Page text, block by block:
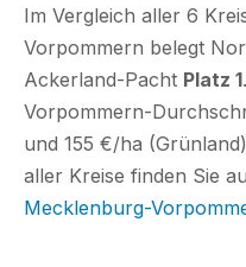
Im Vergleich aller 6
Vorpommern belegt
Ackerland-Pacht Platz 1
Vorpommern-
und 155 €/ha
aller Kreise finden Sie
Mecklenburg-